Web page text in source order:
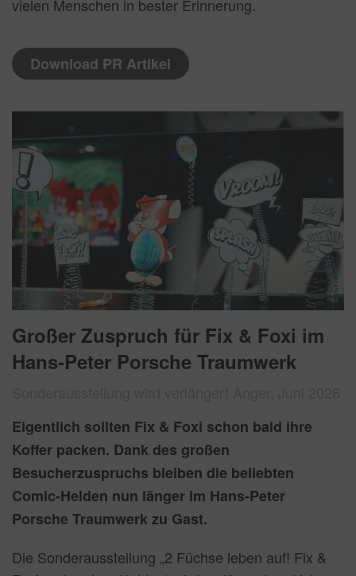
vielen Menschen in bester Erinnerung.
Download PR Artikel
Großer Zuspruch für Fix & Foxi im
Hans-Peter Porsche Traumwerk
Eigentlich sollten Fix & Foxi schon bald ihre
Koffer packen. Dank des großen
Besucherzuspruchs bleiben die beliebten
Comic-Helden nun länger im Hans-Peter
Porsche Traumwerk zu Gast.
Die Sonderausstellung „2 Füchse leben auf! Fix &